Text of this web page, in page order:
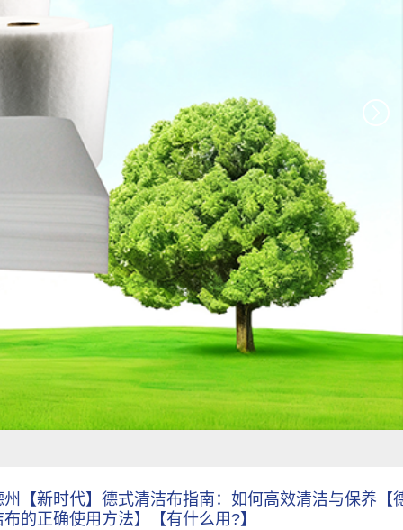
州【新时代】德式清洁布指南：如何高效清洁与保养【
布的正确使用方法】【有什么用?】